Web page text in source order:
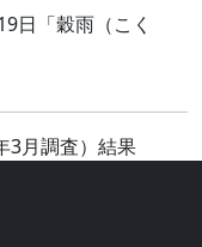
「穀雨（こく
月調査）結果